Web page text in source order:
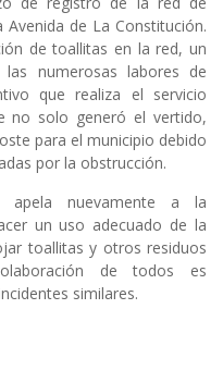
de La Constitución.
de toallitas en la red, un
numerosas labores de
que realiza el servicio
no solo generó el vertido,
para el municipio debido
por la obstrucción.
apela nuevamente a la
un uso adecuado de la
toallitas y otros residuos
de todos es
similares.